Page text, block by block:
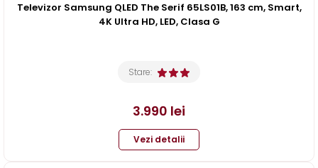
Televizor Samsung QLED The Serif 65LS01B, 163 cm, Smart,
4K Ultra HD, LED, Clasa G
Stare:
3.990 lei
Vezi detalii